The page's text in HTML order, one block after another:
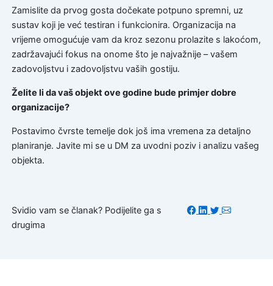
Zamislite da prvog gosta dočekate potpuno spremni, uz
sustav koji je već testiran i funkcionira. Organizacija na
vrijeme omogućuje vam da kroz sezonu prolazite s lakoćom,
zadržavajući fokus na onome što je najvažnije – vašem
zadovoljstvu i zadovoljstvu vaših gostiju.
Želite li da vaš objekt ove godine bude primjer dobre
organizacije?
Postavimo čvrste temelje dok još ima vremena za detaljno
planiranje. Javite mi se u DM za uvodni poziv i analizu vašeg
objekta.
Svidio vam se članak? Podijelite ga s
drugima